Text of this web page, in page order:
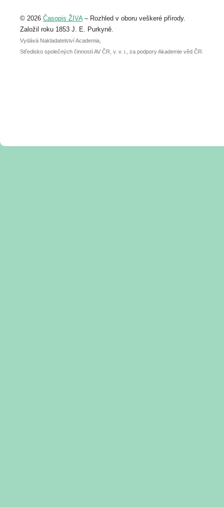
abstraktu přihlášené přednášky nebo
posteru je už 30. června.
© 2026 Časopis ŽIVA– Rozhled v oboru veškeré přírody.
Založil roku 1853 J. E. Purkyně.
Vydává Nakladatelství Academia,
Středisko společných činností AV ČR, v. v. i., za podpory Akademie věd ČR.